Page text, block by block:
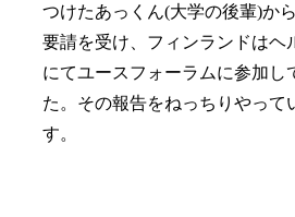
つけたあっくん(大学の後輩)か
要請を受け、フィンランドはヘ
にてユースフォーラムに参加し
た。その報告をねっちりやって
す。